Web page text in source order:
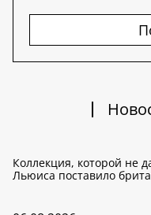
Коллекция, которой не
Льюиса поставило